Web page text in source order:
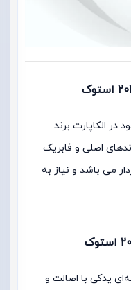
استوک موجود در الکاپارت برند
اصلی و فابریک
می باشد و نیاز به
استوک، قطعه‌ای یدکی با اصالت و